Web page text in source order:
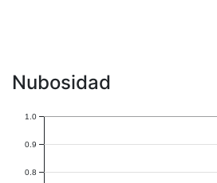
Nubosidad
0.8
0.9
1.0